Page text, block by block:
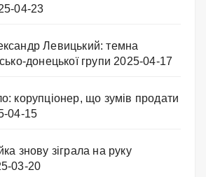
04-23
Левицький: темна
донецької групи 2025-04-17
корупціонер, що зумів продати
04-15
знову зіграла на руку
03-20